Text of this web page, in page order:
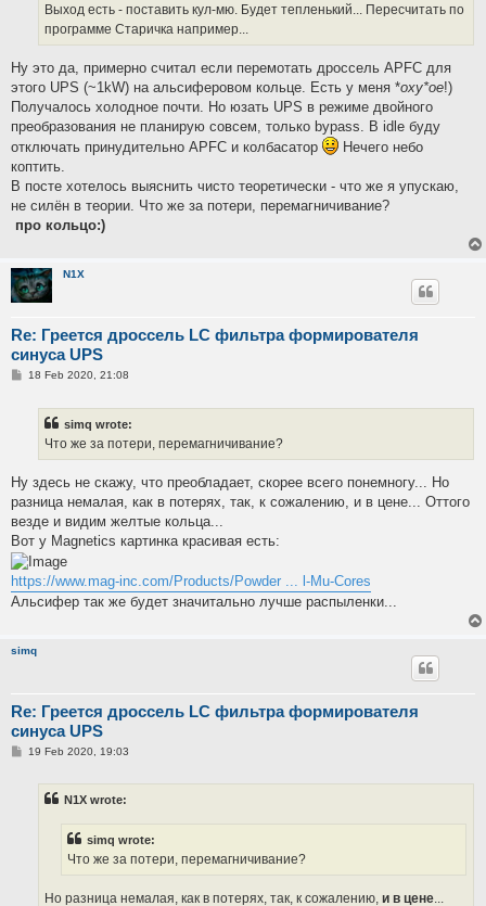
Выход есть - поставить кул-мю. Будет тепленький... Пересчитать по
программе Старичка например...
Ну это да, примерно считал если перемотать дроссель APFC для
этого UPS (~1kW) на альсиферовом кольце. Есть у меня *оху*ое!)
Получалось холодное почти. Но юзать UPS в режиме двойного
преобразования не планирую совсем, только bypass. В idle буду
отключать принудительно APFC и колбасатор
Нечего небо
коптить.
В посте хотелось выяснить чисто теоретически - что же я упускаю,
не силён в теории. Что же за потери, перемагничивание?
про кольцо:)
N1X
Re: Греется дроссель LC фильтра формирователя
синуса UPS
P18 Feb 2020, 21:08
simq wrote:
Что же за потери, перемагничивание?
Ну здесь не скажу, что преобладает, скорее всего понемногу... Но
разница немалая, как в потерях, так, к сожалению, и в цене... Оттого
везде и видим желтые кольца...
Вот у Magnetics картинка красивая есть:
https://www.mag-inc.com/Products/Powder ... l-Mu-Cores
Альсифер так же будет значитально лучше распыленки...
simq
Re: Греется дроссель LC фильтра формирователя
синуса UPS
P19 Feb 2020, 19:03
N1X wrote:
simq wrote:
Что же за потери, перемагничивание?
Но разница немалая, как в потерях, так, к сожалению, и в цене...